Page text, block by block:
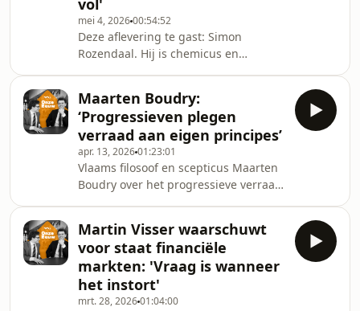
psychologie Mark van Vugt in de
WNL-podcast Onze Eeuw. 0:00-0:52
Intro0:52-36:37 Waarom krijgen we
geen kinderen meer?36:37-44:30 Het
belang van mythes44
vol'
mei 4, 202600:54:52
Deze aflevering te gast: Simon
Rozendaal. Hij is chemicus en
van de &#39;meetrevolutie&#39; en
de rol van zon- en windenergie bij het
overbelaste elektriciteitsnet. 00:00 de
meetrevolutie16:00 de rechtspraak en
de milieubeweging26:17 kernenergie
vs. wind en zon41:00 oude
wijsheid48:30 compensatie
gasboringen Groningen58:58
outroSteun W
Maarten Boudry:
‘Progressieven plegen
verraad aan eigen principes’
apr. 13, 202601:23:01
Vlaams filosoof en scepticus Maarten
Boudry over het progressieve verraad
was jarenlang verbonden aan de
Universiteit Gent en schreef onder
andere Het verraad aan de verlichting
(2025) en Waarom ons klimaat niet
naar de knoppen gaat (2021).00:00-
Martin Visser waarschuwt
voor staat financiële
markten: 'Vraag is wanneer
het instort'
mrt. 28, 202601:04:00